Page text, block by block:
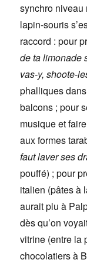
synchro niveau
lapin-souris
raccord : pour
de ta limonade
vas-y, shoote-
phalliques
balcons ; pour
musique et
aux formes
faut laver ses
pouffé) ; pour
italien (pâtes à
aurait plu à
dès qu’on
vitrine (entre la
chocolatiers à